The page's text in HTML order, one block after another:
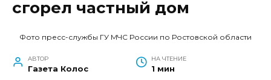
сгорел частный дом
Фото пресс-службы ГУ МЧС России по Ростовской области
АВТОР
Газета Колос
НА ЧТЕНИЕ
1 мин